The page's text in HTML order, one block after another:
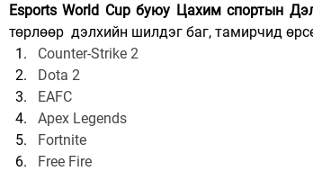
Esports World Cup буюу Цахим спортын
төрлөөр  дэлхийн шилдэг баг, тамирчид
Counter-Strike 2
Dota 2
EAFC
Apex Legends
Fortnite
Free Fire